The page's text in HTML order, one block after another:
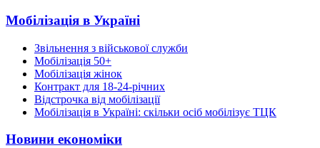
Мобілізація в Україні
Звільнення з військової служби
Мобілізація 50+
Мобілізація жінок
Контракт для 18-24-річних
Відстрочка від мобілізації
Мобілізація в Україні: скільки осіб мобілізує ТЦК
Новини економіки